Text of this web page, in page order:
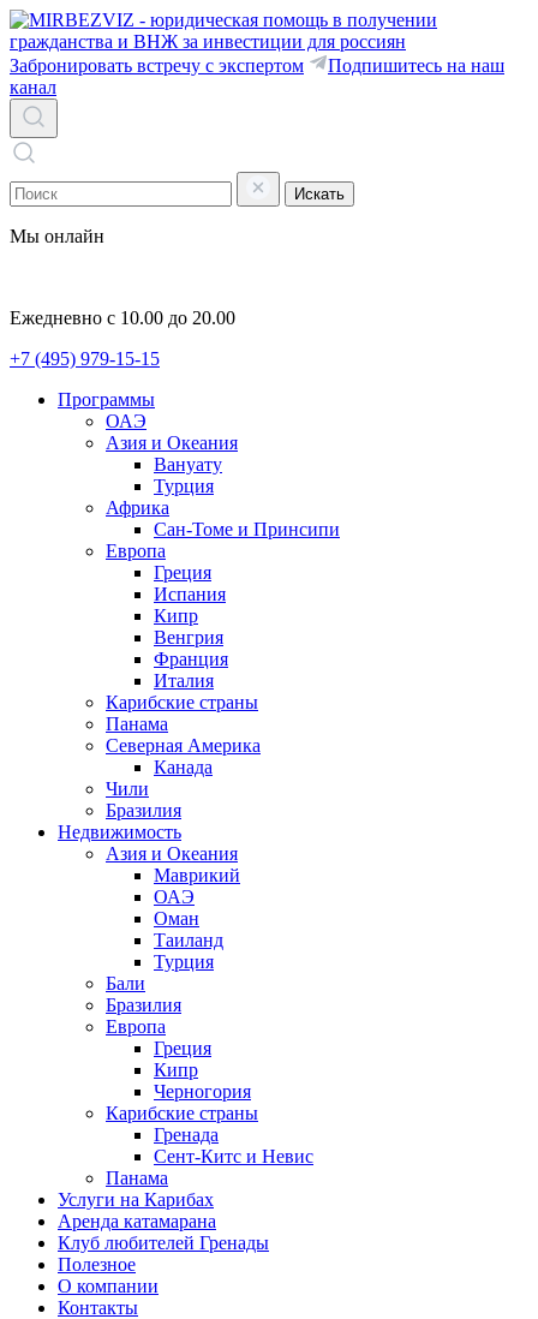
Забронировать встречу с экспертом
Подпишитесь на наш
канал
Искать
Мы онлайн
Ежедневно с 10.00 до 20.00
+7 (495) 979-15-15
Программы
ОАЭ
Азия и Океания
Вануату
Турция
Африка
Сан-Томе и Принсипи
Европа
Греция
Испания
Кипр
Венгрия
Франция
Италия
Карибские страны
Панама
Северная Америка
Канада
Чили
Бразилия
Недвижимость
Азия и Океания
Маврикий
ОАЭ
Оман
Таиланд
Турция
Бали
Бразилия
Европа
Греция
Кипр
Черногория
Карибские страны
Гренада
Сент-Китс и Невис
Панама
Услуги на Карибах
Аренда катамарана
Клуб любителей Гренады
Полезное
О компании
Контакты